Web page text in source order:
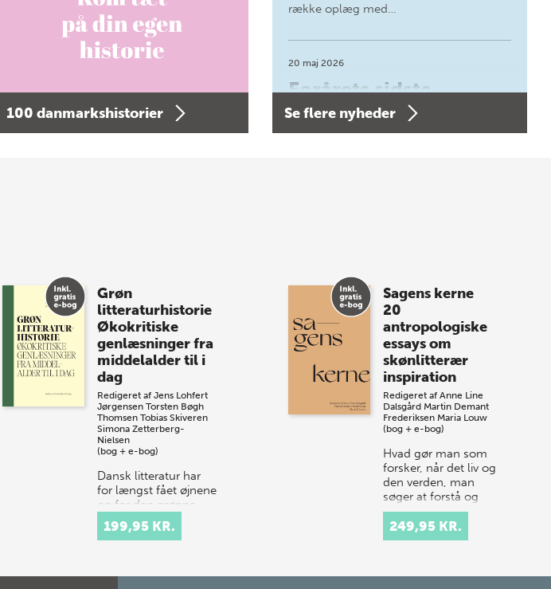
100 danmarkshistorier
række oplæg med…
20 maj 2026
Forårets sidste
Bogtorsdag 11. juni
Spar op til 70% til
sommer-lagersalg!
Vi gentager succesen og inviterer igen i
år til vores store sommer-lagersalg,
så sæt kryds i kalenderen onsdag den
10. j…
Se flere nyheder
Grøn
litteraturhistorie
Økokritiske
genlæsninger fra
middelalder til i
dag
Redigeret af Jens Lohfert
Jørgensen Torsten Bøgh
Thomsen Tobias Skiveren
Simona Zetterberg-
Nielsen
(bog + e-bog)
Dansk litteratur har
for længst fået øjnene
op for den grønne
dagsorden. I
boghandlen er værker
en fast del a…
199,95 KR.
Sagens kerne
20
antropologiske
essays om
skønlitterær
inspiration
Redigeret afAnne Line
Dalsgård Martin Demant
Frederiksen Maria Louw
(bog + e-bog)
Hvad gør man som
forsker, når det liv og
den verden, man
søger at forstå og
beskrive, er så meget
mere – og nogle
gange mindre – end
249,95 KR.